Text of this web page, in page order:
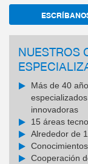
NUESTROS
Más de 40
innovadoras
15 áreas
Alrededor de
Cooperación